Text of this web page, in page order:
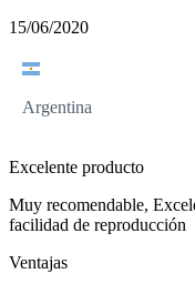
15/06/2020
Argentina
Excelente producto
Muy recomendable,
facilidad de reproducción
Ventajas